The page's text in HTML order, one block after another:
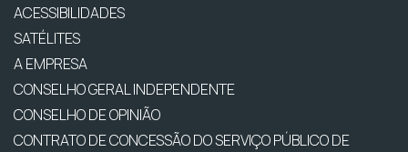
ACESSIBILIDADES
SATÉLITES
A EMPRESA
CONSELHO GERAL INDEPENDENTE
CONSELHO DE OPINIÃO
CONTRATO DE CONCESSÃO DO SERVIÇO PÚBLICO DE